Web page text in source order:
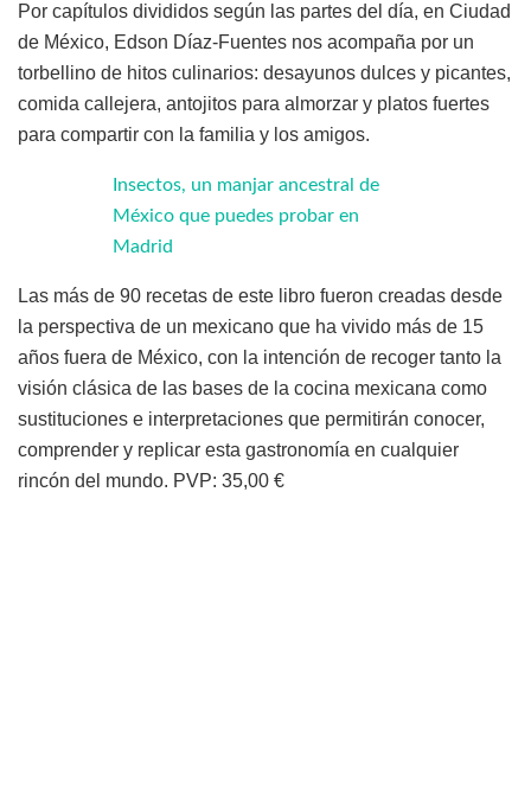
Por capítulos divididos según las partes del día, en Ciudad
de México, Edson Díaz-Fuentes nos acompaña por un
torbellino de hitos culinarios: desayunos dulces y picantes,
comida callejera, antojitos para almorzar y platos fuertes
para compartir con la familia y los amigos.
Insectos, un manjar ancestral de
México que puedes probar en
Madrid
Las más de 90 recetas de este libro fueron creadas desde
la perspectiva de un mexicano que ha vivido más de 15
años fuera de México, con la intención de recoger tanto la
visión clásica de las bases de la cocina mexicana como
sustituciones e interpretaciones que permitirán conocer,
comprender y replicar esta gastronomía en cualquier
rincón del mundo. PVP: 35,00 €